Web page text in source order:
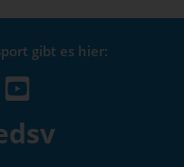
gibt es hier: